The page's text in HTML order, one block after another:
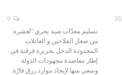
تسليم معدّات صيد بحري "لعشرة
من صغار الفلاحين و العائلات
المحدودة الدخل بجزيرة قرقنة في
إطار معاضدة مجهودات الدولة
وسعي منها لإيجاد موارد رزق قارّة